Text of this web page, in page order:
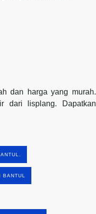
dan harga yang murah.
dari lisplang. Dapatkan